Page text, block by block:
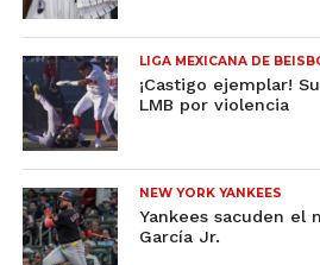
LIGA MEXICANA DE
¡Castigo ejemplar!
LMB por violencia
NEW YORK YANKEES
Yankees sacuden el
García Jr.